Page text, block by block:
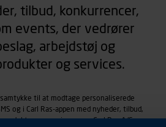
tilbud, konkurrencer,
events, der vedrører
arbejdstøj og
og services.
til at modtage personaliserede
og i Carl Ras-appen med nyheder, tilbud,
og services, som Carl Ras A/S